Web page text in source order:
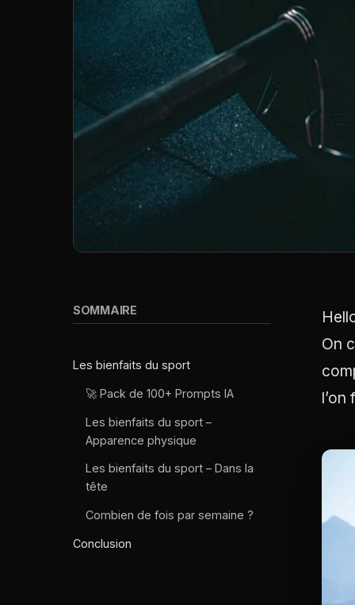
SOMMAIRE
Les bienfaits du sport
🚀 Pack de 100+ Prompts IA
Les bienfaits du sport –
Apparence physique
Les bienfaits du sport – Dans la
tête
Combien de fois par semaine ?
Conclusion
On